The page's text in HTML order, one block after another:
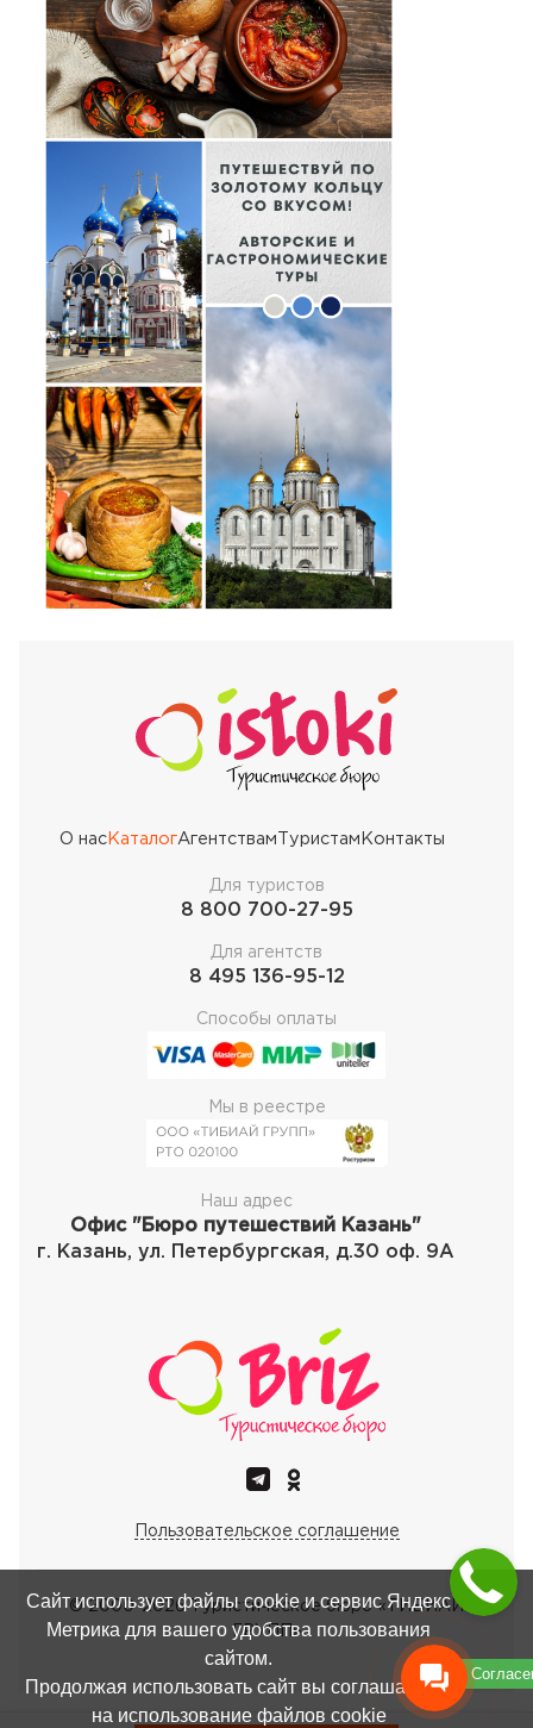
О насКаталогАгентствам Туристам Контакты
Для туристов
8 800 700-27-95
Для агентств
8 495 136-95-12
Способы оплаты
Мы в реестре
Наш адрес
Офис "Бюро путешествий Казань"
г. Казань, ул. Петербургская, д.30 оф. 9А
Пользовательское соглашение
© 2000-2026Туристическое бюро «ТИБИАЙ
ГРУПП»
Сайт использует файлы cookie и сервис Яндекс
Метрика для вашего удобства пользования
сайтом.
Продолжая использовать сайт вы соглашаетесь
на использование файлов cookie